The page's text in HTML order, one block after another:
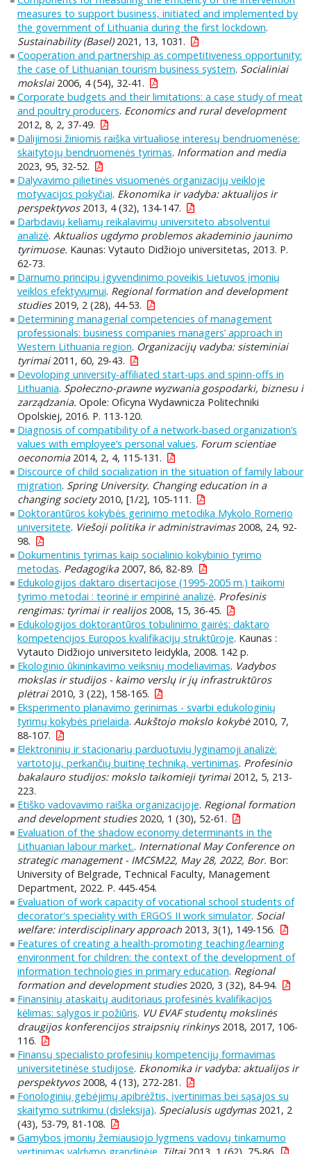
measures to support business, initiated and implemented by
the government of Lithuania during the first lockdown.
Sustainability (Basel)2021, 13, 1031.
Cooperation and partnership as competitiveness opportunity:
the case of Lithuanian tourism business system. Socialiniai
mokslai2006, 4 (54), 32-41.
Corporate budgets and their limitations: a case study of meat
and poultry producers. Economics and rural development
2012, 8, 2, 37-49.
Dalijimosi žiniomis raiška virtualiose interesų bendruomenėse:
skaitytojų bendruomenės tyrimas. Information and media
2023, 95, 32-52.
Dalyvavimo pilietinės visuomenės organizacijų veikloje
motyvacijos pokyčiai. Ekonomika ir vadyba: aktualijos ir
perspektyvos2013, 4 (32), 134-147.
Darbdavių keliamų reikalavimų universiteto absolventui
analizė. Aktualios ugdymo problemos akademinio jaunimo
tyrimuose. Kaunas: Vytauto Didžiojo universitetas, 2013. P.
62-73.
Darnumo principų įgyvendinimo poveikis Lietuvos įmonių
veiklos efektyvumui. Regional formation and development
studies2019, 2 (28), 44-53.
Determining managerial competencies of management
professionals: business companies managers’ approach in
Western Lithuania region. Organizacijų vadyba: sisteminiai
tyrimai2011, 60, 29-43.
Devoloping university-affiliated start-ups and spinn-offs in
Lithuania. Społeczno-prawne wyzwania gospodarki, biznesu i
zarządzania. Opole: Oficyna Wydawnicza Politechniki
Opolskiej, 2016. P. 113-120.
Diagnosis of compatibility of a network-based organization’s
values with employee’s personal values. Forum scientiae
oeconomia2014, 2, 4, 115-131.
Discource of child socialization in the situation of family labour
migration. Spring University. Changing education in a
changing society2010, [1/2], 105-111.
Doktorantūros kokybės gerinimo metodika Mykolo Romerio
universitete. Viešoji politika ir administravimas2008, 24, 92-
98.
Dokumentinis tyrimas kaip socialinio kokybinio tyrimo
metodas. Pedagogika2007, 86, 82-89.
Edukologijos daktaro disertacijose (1995-2005 m.) taikomi
tyrimo metodai : teorinė ir empirinė analizė. Profesinis
rengimas: tyrimai ir realijos2008, 15, 36-45.
Edukologijos doktorantūros tobulinimo gairės: daktaro
kompetencijos Europos kvalifikacijų struktūroje. Kaunas :
Vytauto Didžiojo universiteto leidykla, 2008. 142 p.
Ekologinio ūkininkavimo veiksnių modeliavimas. Vadybos
mokslas ir studijos - kaimo verslų ir jų infrastruktūros
plėtrai2010, 3 (22), 158-165.
Eksperimento planavimo gerinimas - svarbi edukologinių
tyrimų kokybės prielaida. Aukštojo mokslo kokybė2010, 7,
88-107.
Elektroninių ir stacionarių parduotuvių lyginamoji analizė:
vartotojų, perkančių buitinę techniką, vertinimas. Profesinio
bakalauro studijos: mokslo taikomieji tyrimai2012, 5, 213-
223.
Etiško vadovavimo raiška organizacijoje. Regional formation
and development studies2020, 1 (30), 52-61.
Evaluation of the shadow economy determinants in the
Lithuanian labour market.. International May Conference on
strategic management - IMCSM22, May 28, 2022, Bor. Bor:
University of Belgrade, Technical Faculty, Management
Department, 2022. P. 445-454.
Evaluation of work capacity of vocational school students of
decorator's speciality with ERGOS II work simulator. Social
welfare: interdisciplinary approach2013, 3(1), 149-156.
Features of creating a health-promoting teaching/learning
environment for children: the context of the development of
information technologies in primary education. Regional
formation and development studies2020, 3 (32), 84-94.
Finansinių ataskaitų auditoriaus profesinės kvalifikacijos
kėlimas: sąlygos ir požiūris. VU EVAF studentų mokslinės
draugijos konferencijos straipsnių rinkinys2018, 2017, 106-
116.
Finansų specialisto profesinių kompetencijų formavimas
universitetinėse studijose. Ekonomika ir vadyba: aktualijos ir
perspektyvos2008, 4 (13), 272-281.
Fonologinių gebėjimų apibrėžtis, įvertinimas bei sąsajos su
skaitymo sutrikimu (disleksija). Specialusis ugdymas2021, 2
(43), 53-79, 81-108.
Gamybos įmonių žemiausiojo lygmens vadovų tinkamumo